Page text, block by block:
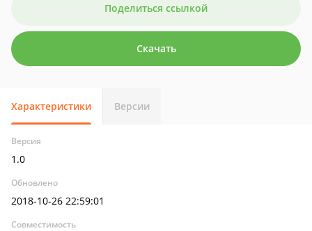
Поделиться ссылкой
Скачать
Характеристики Версии
Версия
1.0
Обновлено
2018-10-26 22:59:01
Совместимость